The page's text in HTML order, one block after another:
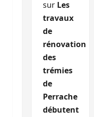
sur Les
travaux
de
rénovation
des
trémies
de
Perrache
débutent